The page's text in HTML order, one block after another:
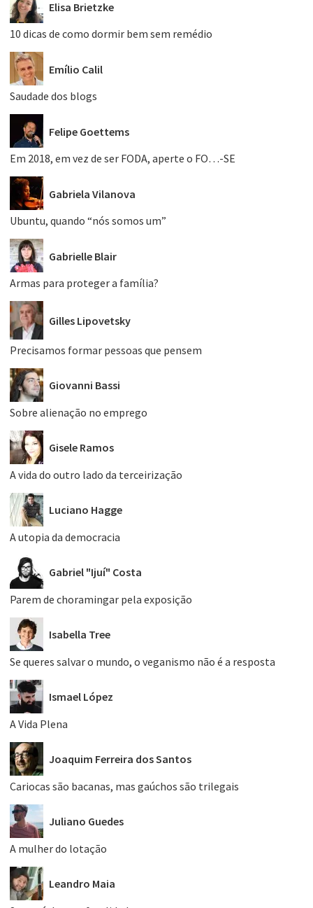
Elisa Brietzke
10 dicas de como dormir bem sem remédio
Emílio Calil
Saudade dos blogs
Felipe Goettems
Em 2018, em vez de ser FODA, aperte o FO…-SE
Gabriela Vilanova
Ubuntu, quando “nós somos um”
Gabrielle Blair
Armas para proteger a família?
Gilles Lipovetsky
Precisamos formar pessoas que pensem
Giovanni Bassi
Sobre alienação no emprego
Gisele Ramos
A vida do outro lado da terceirização
Luciano Hagge
A utopia da democracia
Gabriel "Ijuí" Costa
Parem de choramingar pela exposição
Isabella Tree
Se queres salvar o mundo, o veganismo não é a resposta
Ismael López
A Vida Plena
Joaquim Ferreira dos Santos
Cariocas são bacanas, mas gaúchos são trilegais
Juliano Guedes
A mulher do lotação
Leandro Maia